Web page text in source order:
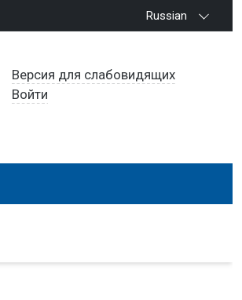
Russian
Версия для слабовидящих
Войти